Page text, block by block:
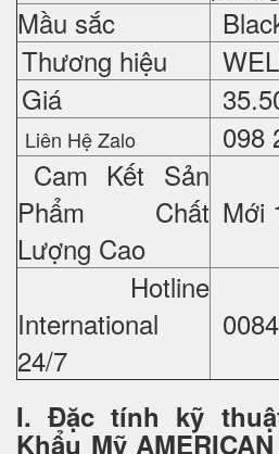
Mầu sắc
Thương hiệu
Giá
Liên Hệ Zalo
098
Cam Kết Sản
Phẩm Chất
Lượng Cao
Mới
Hotline
International
24/7
I. Đặc tính kỹ
Khẩu Mỹ